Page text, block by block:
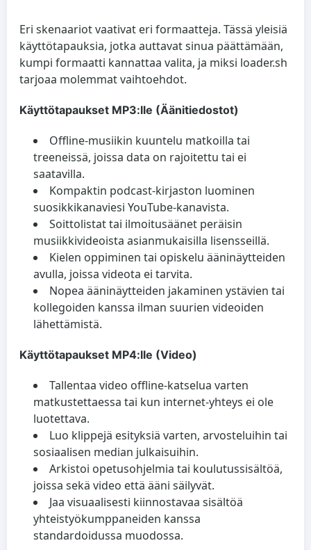
Eri skenaariot vaativat eri formaatteja. Tässä yleisiä
käyttötapauksia, jotka auttavat sinua päättämään,
kumpi formaatti kannattaa valita, ja miksi loader.sh
tarjoaa molemmat vaihtoehdot.
Käyttötapaukset MP3:lle (Äänitiedostot)
Offline-musiikin kuuntelu matkoilla tai
treeneissä, joissa data on rajoitettu tai ei
saatavilla.
Kompaktin podcast-kirjaston luominen
suosikkikanaviesi YouTube-kanavista.
Soittolistat tai ilmoitusäänet peräisin
musiikkivideoista asianmukaisilla lisensseillä.
Kielen oppiminen tai opiskelu ääninäytteiden
avulla, joissa videota ei tarvita.
Nopea ääninäytteiden jakaminen ystävien tai
kollegoiden kanssa ilman suurien videoiden
lähettämistä.
Käyttötapaukset MP4:lle (Video)
Tallentaa video offline-katselua varten
matkustettaessa tai kun internet-yhteys ei ole
luotettava.
Luo klippejä esityksiä varten, arvosteluihin tai
sosiaalisen median julkaisuihin.
Arkistoi opetusohjelmia tai koulutussisältöä,
joissa sekä video että ääni säilyvät.
Jaa visuaalisesti kiinnostavaa sisältöä
yhteistyökumppaneiden kanssa
standardoidussa muodossa.